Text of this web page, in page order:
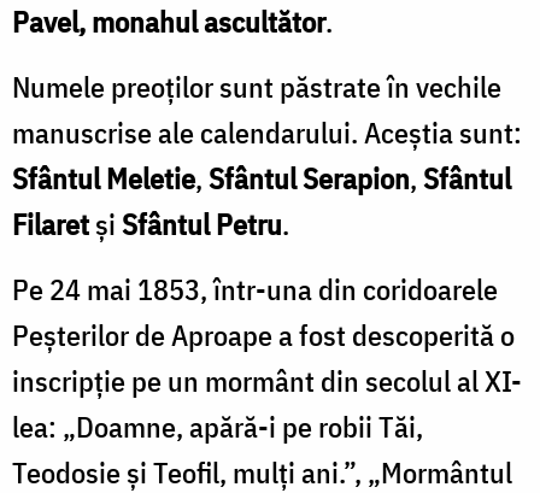
Pavel, monahul ascultător.
Numele preoților sunt păstrate în vechile
manuscrise ale calendarului. Aceștia sunt:
Sfântul Meletie,Sfântul Serapion,Sfântul
FilaretșiSfântul Petru.
Pe 24 mai 1853, într-una din coridoarele
Peșterilor de Aproape a fost descoperită o
inscripție pe un mormânt din secolul al XI-
lea: „Doamne, apără-i pe robii Tăi,
Teodosie și Teofil, mulți ani.”, „Mormântul